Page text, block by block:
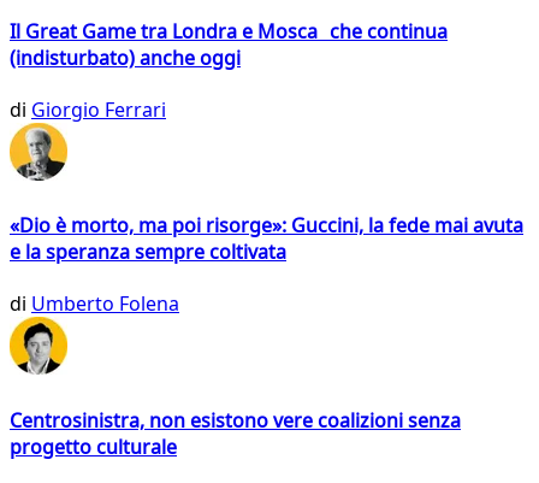
Il Great Game tra Londra e Mosca che continua
(indisturbato) anche oggi
di Giorgio Ferrari
«Dio è morto, ma poi risorge»: Guccini, la fede mai avuta
e la speranza sempre coltivata
di Umberto Folena
Centrosinistra, non esistono vere coalizioni senza
progetto culturale